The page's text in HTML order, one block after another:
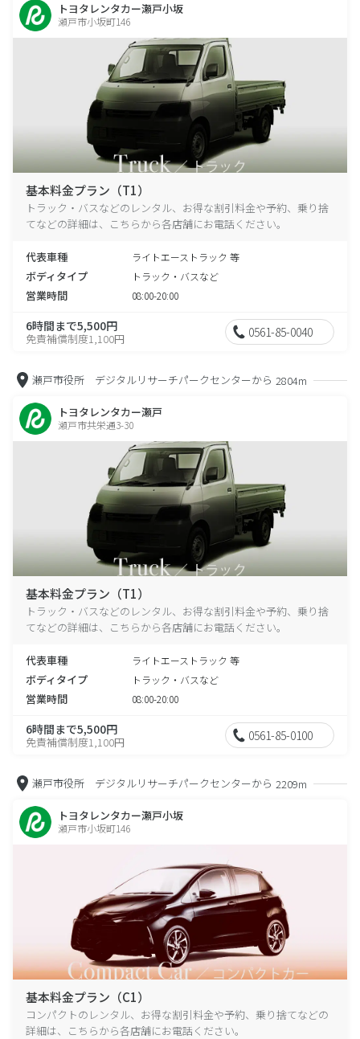
トヨタレンタカー瀬戸小坂
瀬戸市小坂町146
基本料金プラン（T1）
トラック・バスなどのレンタル、お得な割引料金や予約、乗り捨
てなどの詳細は、こちらから各店舗にお電話ください。
代表車種 ライトエーストラック 等
ボディタイプ トラック・バスなど
営業時間 08:00-20:00
6時間まで5,500円
免責補償制度1,100円 0561-85-0040
瀬戸市役所 デジタルリサーチパークセンターから 2804m
トヨタレンタカー瀬戸
瀬戸市共栄通3-30
基本料金プラン（T1）
トラック・バスなどのレンタル、お得な割引料金や予約、乗り捨
てなどの詳細は、こちらから各店舗にお電話ください。
代表車種 ライトエーストラック 等
ボディタイプ トラック・バスなど
営業時間 08:00-20:00
6時間まで5,500円
免責補償制度1,100円 0561-85-0100
瀬戸市役所 デジタルリサーチパークセンターから 2209m
トヨタレンタカー瀬戸小坂
瀬戸市小坂町146
基本料金プラン（C1）
コンパクトのレンタル、お得な割引料金や予約、乗り捨てなどの
詳細は、こちらから各店舗にお電話ください。